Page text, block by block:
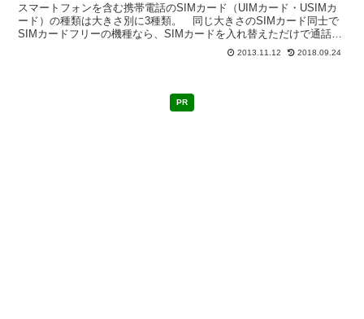
スマートフォンを含む携帯電話のSIMカード（UIMカード・USIMカ
ード）の種類は大きさ別に3種類。 同じ大きさのSIMカード同士で
SIMカードフリーの機種なら、SIMカードを入れ替えただけで通話な
どの機能が使える。 ドコモ同士の機種なら、...2013.11.12 2018.09.24
PR